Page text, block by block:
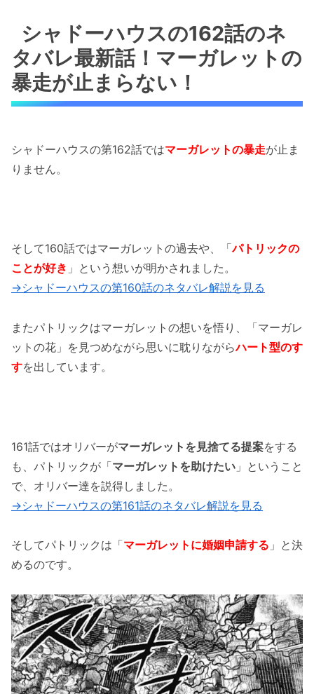
ーガレットの暴走が止まらない！
シャドーハウスの162話のネタバレ最新話！ジ
ェレマイアの能力が明かされる！
シャドーハウスの162話のネタバレ最新話！ジ
シャドーハウスの162話のネタバレ最新話！マ
ーガレットがパトリックを取り込む！？
シャドーハウスの162話のネ
タバレ最新話！マーガレットの
暴走が止まらない！
シャドーハウスの第162話ではマーガレットの暴走が止ま
りません。
そして160話ではマーガレットの過去や、「パトリックの
ことが好き 」という想いが明かされました。
→シャドーハウスの第160話のネタバレ解説を見る
またパトリックはマーガレットの想いを悟り、「マーガレ
ットの花」を見つめながら思いに耽りながらハート型のす
すを出しています。
161話ではオリバーがマーガレットを見捨てる提案をする
も、パトリックが「マーガレットを助けたい 」ということ
で、オリバー達を説得しました。
→シャドーハウスの第161話のネタバレ解説を見る
そしてパトリックは「マーガレットに婚姻申請する 」と決
めるのです。